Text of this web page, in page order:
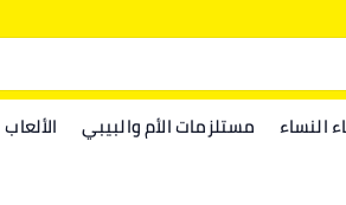
النساء مستلزمات الأم والبيبي الألعاب